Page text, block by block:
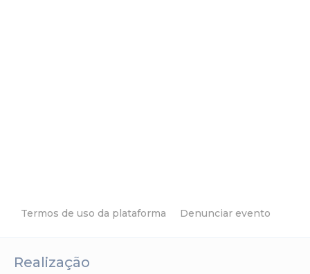
Termos de uso da plataforma Denunciar evento
Realização